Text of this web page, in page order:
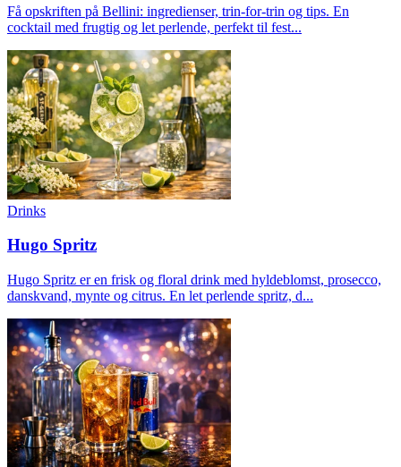
Få opskriften på Bellini: ingredienser, trin-for-trin og tips. En
cocktail med frugtig og let perlende, perfekt til fest...
Drinks
Hugo Spritz
Hugo Spritz er en frisk og floral drink med hyldeblomst, prosecco,
danskvand, mynte og citrus. En let perlende spritz, d...